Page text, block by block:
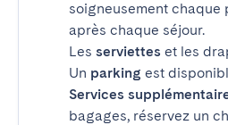
soigneusement chaque
après chaque séjour.
Les serviettes et les
Un parking est
Services
bagages, réservez un